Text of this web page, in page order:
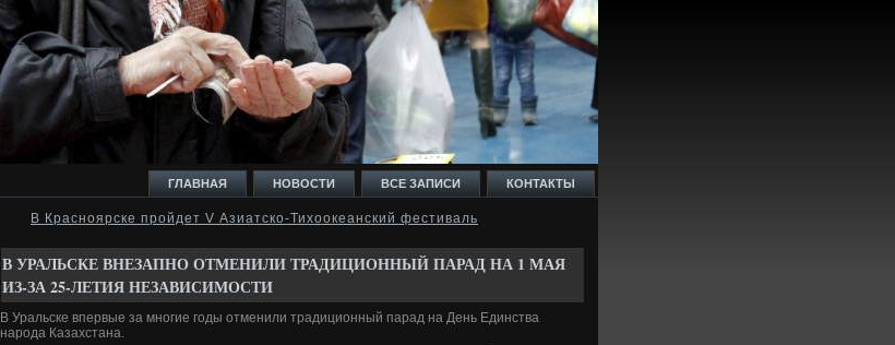
ГЛАВНАЯ НОВОСТИ ВСЕ ЗАПИСИ КОНТАКТЫ
В Красноярске пройдет V Азиатско-Тихоокеанский фестиваль
В УРАЛЬСКЕ ВНЕЗАПНО ОТМЕНИЛИ ТРАДИЦИОННЫЙ ПАРАД НА 1 МАЯ
ИЗ-ЗА 25-ЛЕТИЯ НЕЗАВИСИМОСТИ
В Уральске впервые за многие годы отменили традиционный парад на День Единства
народа Казахстана.